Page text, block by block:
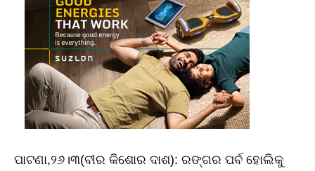
ପାଟଣା,୨୬।୩(ବୀର କିଶୋର ଦାଶ): ରଙ୍ଗର ପର୍ବ ହୋଲିକୁ